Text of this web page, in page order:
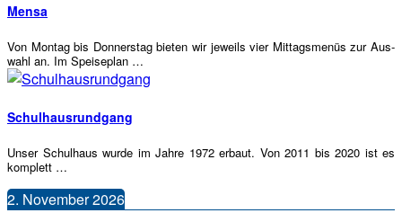
Men­sa
Von Mon­tag bis Don­ners­tag bie­ten wir jeweils vier Mit­tags­me­nüs zur Aus­
wahl an. Im Speiseplan …
Schul­haus­rund­gang
Unser Schul­haus wur­de im Jah­re 1972 erbaut. Von 2011 bis 2020 ist es
komplett …
2. Novem­ber 2026